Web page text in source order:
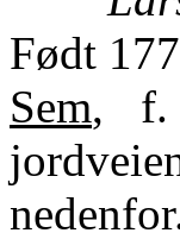
Født
Sem, f.